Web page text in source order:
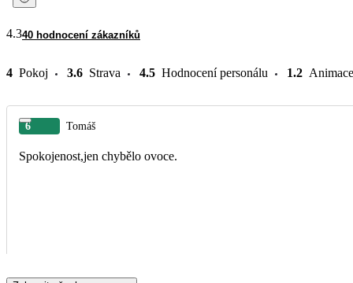
4.340 hodnocení zákazníků
4 Pokoj 3.6 Strava 4.5 Hodnocení personálu 1.2 Animace
6 Tomáš
Spokojenost,jen chybělo ovoce.